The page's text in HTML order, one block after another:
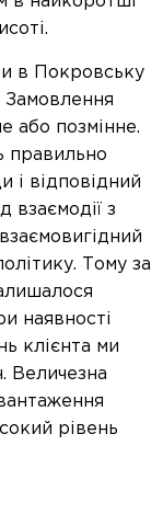
в Покровську
Замовлення
або позмінне.
правильно
і відповідний
взаємодії з
Тому за
наявності
клієнта ми
Величезна
рівень